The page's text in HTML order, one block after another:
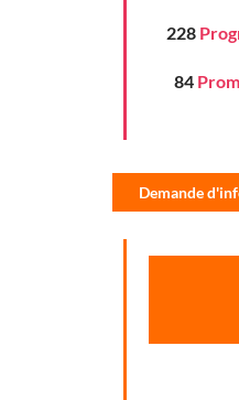
228
84
Demande